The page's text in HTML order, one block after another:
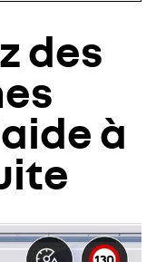
des
à